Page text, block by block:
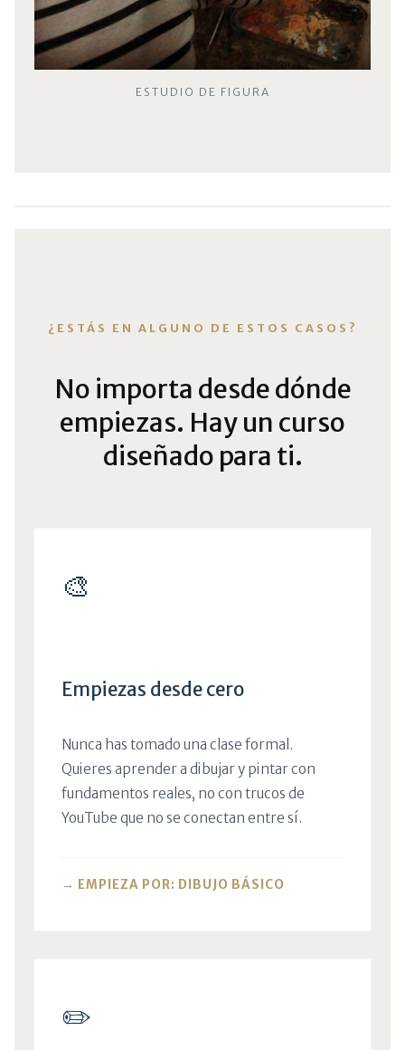
ESTUDIO DE FIGURA
¿ESTÁS EN ALGUNO DE ESTOS CASOS?
No importa desde dónde
empiezas. Hay un curso
diseñado para ti.
🎨
Empiezas desde cero
Nunca has tomado una clase formal.
Quieres aprender a dibujar y pintar con
fundamentos reales, no con trucos de
YouTube que no se conectan entre sí.
→ EMPIEZA POR: DIBUJO BÁSICO
✏️